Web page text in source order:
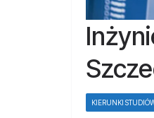
KIERUNKI